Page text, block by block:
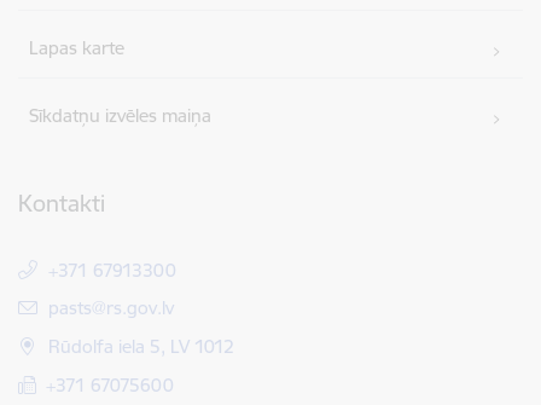
Lapas karte
Sīkdatņu izvēles maiņa
Kontakti
+371 67913300
E-pasts:
pasts@rs.gov.lv
Rūdolfa iela 5, LV 1012
+371 67075600